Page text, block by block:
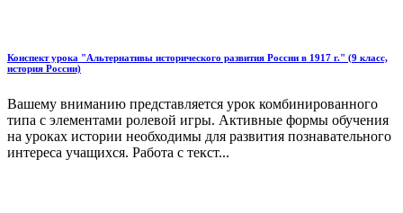
Конспект урока "Альтернативы исторического развития России в 1917 г." (9 класс,
история России)
Вашему вниманию представляется урок комбинированного
типа с элементами ролевой игры. Активные формы обучения
на уроках истории необходимы для развития познавательного
интереса учащихся. Работа с текст...